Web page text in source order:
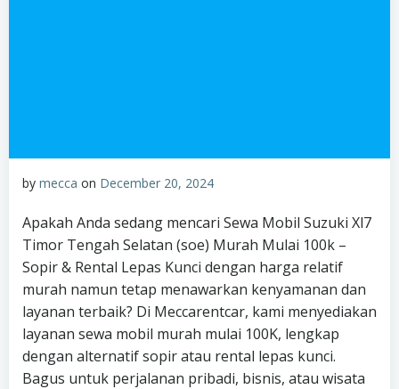
by mecca on December 20, 2024
Apakah Anda sedang mencari Sewa Mobil Suzuki Xl7
Timor Tengah Selatan (soe) Murah Mulai 100k –
Sopir & Rental Lepas Kunci dengan harga relatif
murah namun tetap menawarkan kenyamanan dan
layanan terbaik? Di Meccarentcar, kami menyediakan
layanan sewa mobil murah mulai 100K, lengkap
dengan alternatif sopir atau rental lepas kunci.
Bagus untuk perjalanan pribadi, bisnis, atau wisata